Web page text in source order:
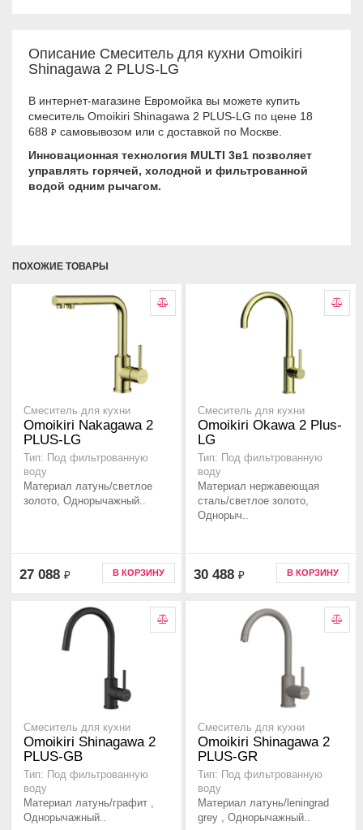
Описание Смеситель для кухни Omoikiri
Shinagawa 2 PLUS-LG
В интернет-магазине Евромойка вы можете купить
смеситель Omoikiri Shinagawa 2 PLUS-LG по цене 18
688 ₽ самовывозом или с доставкой по Москве.
Инновационная технология MULTI 3в1 позволяет
управлять горячей, холодной и фильтрованной
водой одним рычагом.
ПОХОЖИЕ ТОВАРЫ
Смеситель для кухни
Omoikiri Nakagawa 2
PLUS-LG
Тип: Под фильтрованную
воду
Материал латунь/светлое
золото, Однорычажный..
27 088 ₽ В КОРЗИНУ
Смеситель для кухни
Omoikiri Okawa 2 Plus-
LG
Тип: Под фильтрованную
воду
Материал нержавеющая
сталь/светлое золото,
Однорыч..
30 488 ₽ В КОРЗИНУ
Смеситель для кухни
Omoikiri Shinagawa 2
PLUS-GB
Тип: Под фильтрованную
воду
Материал латунь/графит ,
Однорычажный..
Смеситель для кухни
Omoikiri Shinagawa 2
PLUS-GR
Тип: Под фильтрованную
воду
Материал латунь/leningrad
grey , Однорычажный..